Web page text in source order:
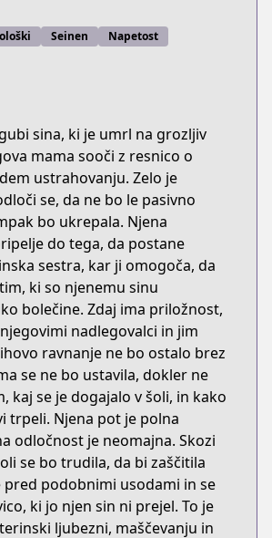
Seinen Napetost
sina, ki je umrl na grozljiv
mama sooči z resnico o
ustrahovanju. Zelo je
se, da ne bo le pasivno
bo ukrepala. Njena
do tega, da postane
sestra, kar ji omogoča, da
ki so njenemu sinu
bolečine. Zdaj ima priložnost,
nadlegovalci in jim
ravnanje ne bo ostalo brez
se ne bo ustavila, dokler ne
kaj se je dogajalo v šoli, in kako
trpeli. Njena pot je polna
odločnost je neomajna. Skozi
se bo trudila, da bi zaščitila
podobnimi usodami in se
ki jo njen sin ni prejel. To je
ljubezni, maščevanju in